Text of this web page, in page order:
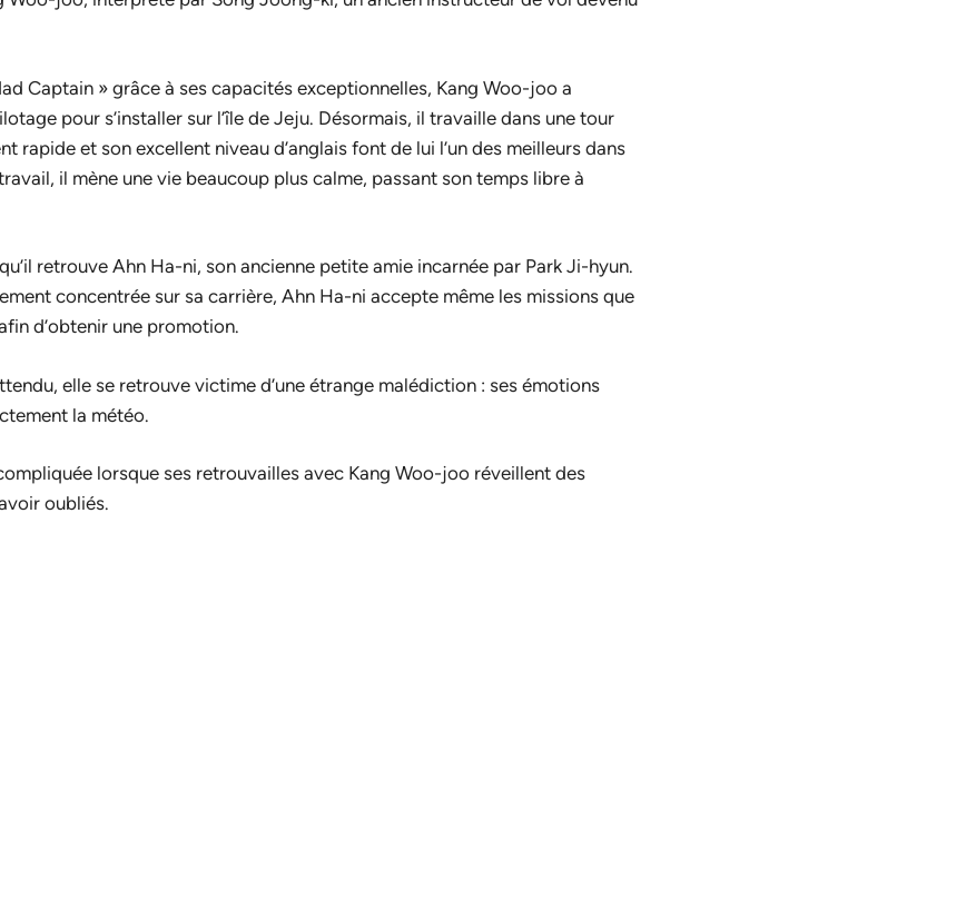
Captain » grâce à ses capacités exceptionnelles, Kang Woo-joo a
pour s’installer sur l’île de Jeju. Désormais, il travaille dans une tour
rapide et son excellent niveau d’anglais font de lui l’un des meilleurs dans
il mène une vie beaucoup plus calme, passant son temps libre à
retrouve Ahn Ha-ni, son ancienne petite amie incarnée par Park Ji-hyun.
concentrée sur sa carrière, Ahn Ha-ni accepte même les missions que
d’obtenir une promotion.
elle se retrouve victime d’une étrange malédiction : ses émotions
la météo.
lorsque ses retrouvailles avec Kang Woo-joo réveillent des
oubliés.